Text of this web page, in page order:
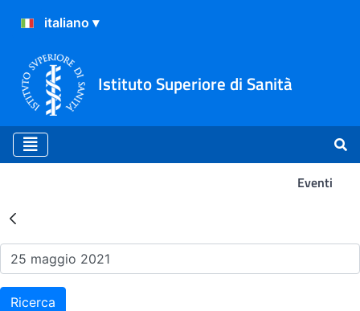
Istituto Superiore di Sanità
Eventi
Risultati della Ricerca -
Ricerca